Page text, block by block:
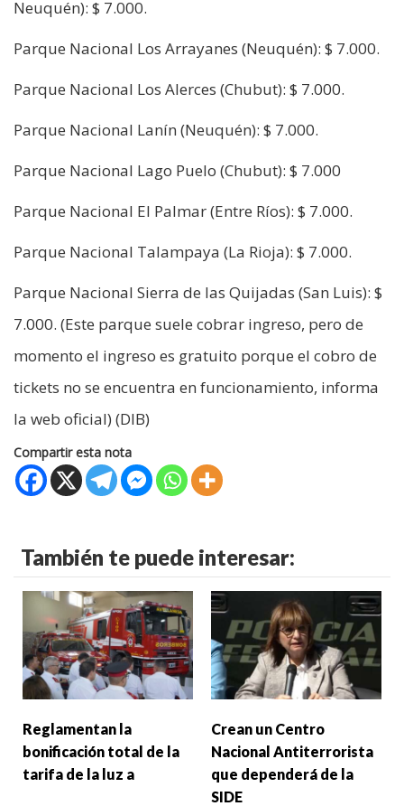
Neuquén): $ 7.000.
Parque Nacional Los Arrayanes (Neuquén): $ 7.000.
Parque Nacional Los Alerces (Chubut): $ 7.000.
Parque Nacional Lanín (Neuquén): $ 7.000.
Parque Nacional Lago Puelo (Chubut): $ 7.000
Parque Nacional El Palmar (Entre Ríos): $ 7.000.
Parque Nacional Talampaya (La Rioja): $ 7.000.
Parque Nacional Sierra de las Quijadas (San Luis): $
7.000. (Este parque suele cobrar ingreso, pero de
momento el ingreso es gratuito porque el cobro de
tickets no se encuentra en funcionamiento, informa
la web oficial) (DIB)
Compartir esta nota
También te puede interesar:
Reglamentan la
bonificación total de la
tarifa de la luz a
Crean un Centro
Nacional Antiterrorista
que dependerá de la
SIDE